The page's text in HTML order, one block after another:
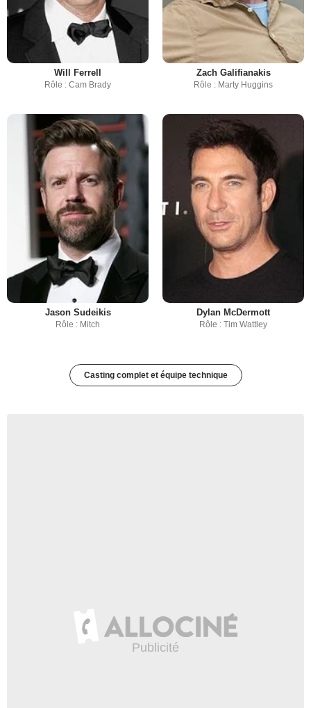
Will Ferrell
Rôle : Cam Brady
Zach Galifianakis
Rôle : Marty Huggins
Jason Sudeikis
Rôle : Mitch
Dylan McDermott
Rôle : Tim Wattley
Casting complet et équipe technique